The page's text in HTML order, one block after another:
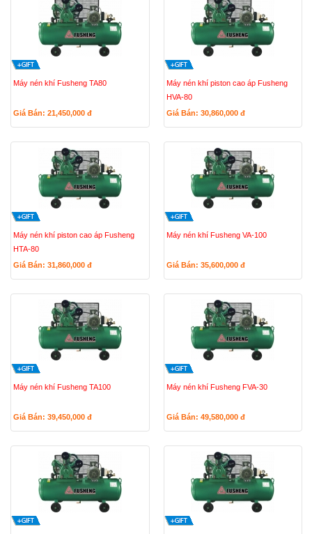
Máy nén khí Fusheng TA80
Giá Bán: 21,450,000 đ
Máy nén khí piston cao áp Fusheng
HVA-80
Giá Bán: 30,860,000 đ
Máy nén khí piston cao áp Fusheng
HTA-80
Giá Bán: 31,860,000 đ
Máy nén khí Fusheng VA-100
Giá Bán: 35,600,000 đ
Máy nén khí Fusheng TA100
Giá Bán: 39,450,000 đ
Máy nén khí Fusheng FVA-30
Giá Bán: 49,580,000 đ